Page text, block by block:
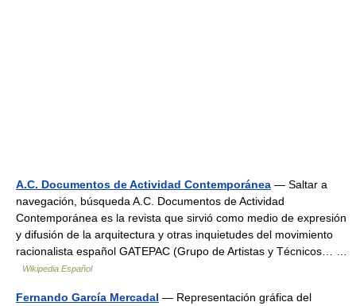
A.C. Documentos de Actividad Contemporánea — Saltar a
navegación, búsqueda A.C. Documentos de Actividad
Contemporánea es la revista que sirvió como medio de expresión
y difusión de la arquitectura y otras inquietudes del movimiento
racionalista español GATEPAC (Grupo de Artistas y Técnicos… …
Wikipedia Español
Fernando García Mercadal — Representación gráfica del